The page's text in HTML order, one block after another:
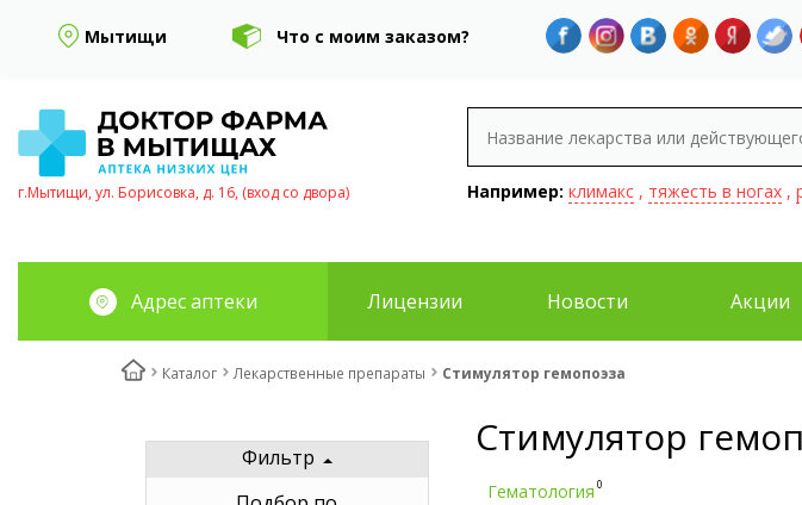
Мытищи Что с моим заказом?
г.Мытищи, ул. Борисовка, д. 16, (вход со двора) Например: климакс, тяжесть в ногах,
Адрес аптеки Лицензии Новости Акции
Каталог Лекарственные препараты Стимулятор гемопоэза
Фильтр
Стимулятор
Гематология 0